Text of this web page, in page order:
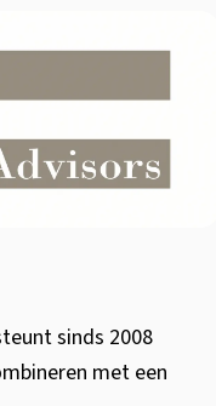
sinds 2008
met een